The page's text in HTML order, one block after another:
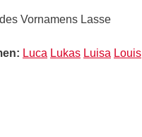
Luca Lukas Luisa Louis